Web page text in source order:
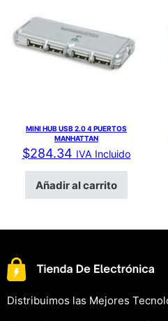
MINI HUB USB 2.0 4 PUERTOS
MANHATTAN
$284.34 IVA Incluido
Añadir al carrito
Distribuimos las Mejores